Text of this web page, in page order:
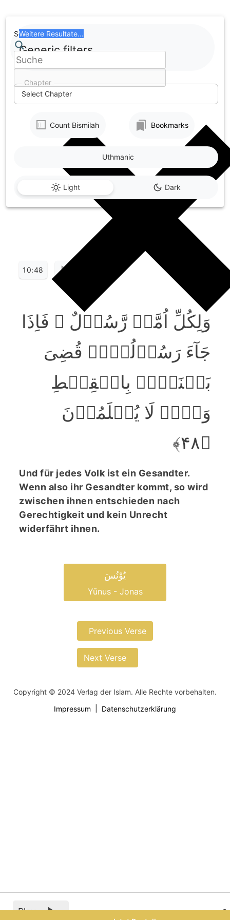
to
content
Chapter
Select Chapter
Search
Weitere Resultate...
Generic filters
Count Bismilah Bookmarks
Light Dark
Uthmanic
10:48
وَلِکُلِّ اُمَّۃٍ رَّسُوۡلٌ ۚ فَاِذَا
جَآءَ رَسُوۡلُہُمۡ قُضِیَ
بَیۡنَہُمۡ بِالۡقِسۡطِ
وَہُمۡ لَا یُظۡلَمُوۡنَ
﴿۴۸﴾
Und für jedes Volk ist ein Gesandter.
Wenn also ihr Gesandter kommt, so wird
zwischen ihnen entschieden nach
Gerechtigkeit und kein Unrecht
widerfährt ihnen.
یُوْنُسَ
Yūnus - Jonas
Previous Verse
Next Verse
Play
Copyright © 2024 Verlag der Islam. Alle Rechte vorbehalten.
Impressum
Datenschutzerklärung